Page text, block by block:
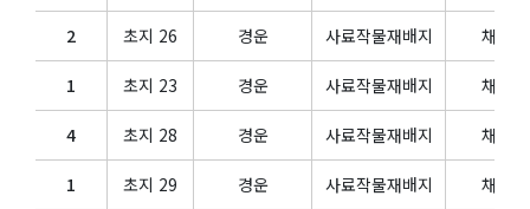
목장생산품
계란(일반배송)
계란(정기배송)
2 초지 26 경운 사료작물재배지 채초지
1 초지 23 경운 사료작물재배지 채초지
4 초지 28 경운 사료작물재배지 채초지
1 초지 29 경운 사료작물재배지 채초지